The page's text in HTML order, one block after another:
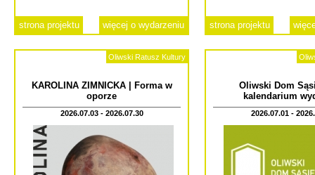
strona projektu więcej o wydarzeniu strona projektu
Oliwski Ratusz Kultury
KAROLINA ZIMNICKA | Forma w
oporze
2026.07.03 - 2026.07.30
Oliwski Dom
kalendarium
2026.07.01 -